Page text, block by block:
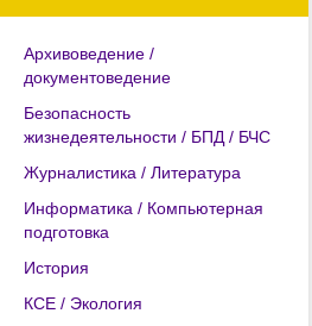
Архивоведение /
документоведение
Безопасность
жизнедеятельности / БПД / БЧС
Журналистика / Литература
Информатика / Компьютерная
подготовка
История
КСЕ / Экология